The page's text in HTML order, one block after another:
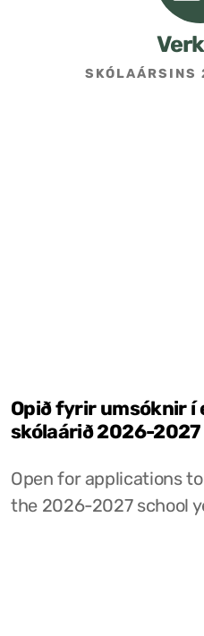
Opið fyrir umsóknir
skólaárið 2026-2027
Open for applications
the 2026-2027 school